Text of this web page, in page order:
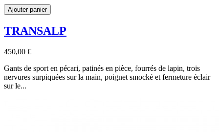
Ajouter panier
TRANSALP
450,00 €
Gants de sport en pécari, patinés en pièce, fourrés de lapin, trois
nervures surpiquées sur la main, poignet smocké et fermeture éclair
sur le...